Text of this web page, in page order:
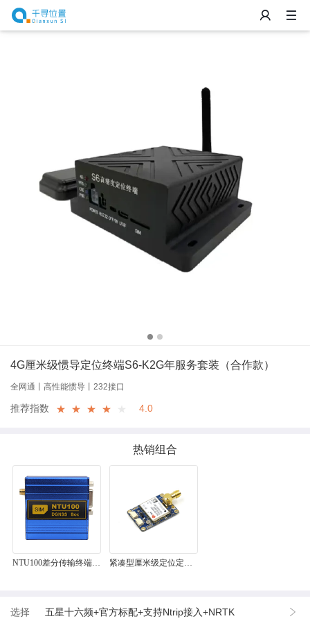
4G厘米级惯导定位终端S6-K2G年服务套装（合作款）
全网通丨高性能惯导丨232接口
推荐指数 ★ ★ ★ ★ 4.0
热销组合
NTU100差分传输终端4
紧凑型厘米级定位定向
选择 五星十六频+官方标配+支持Ntrip接入+NRTK